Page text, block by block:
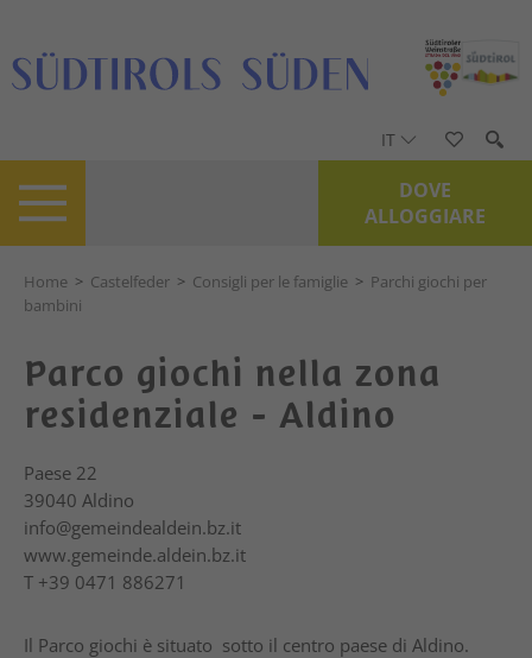
IT
DOVE
ALLOGGIARE
Home > Castelfeder > Consigli per le famiglie > Parchi giochi per
bambini
Parco giochi nella zona
residenziale - Aldino
Paese 22
39040 Aldino
info@gemeindealdein.bz.it
www.gemeinde.aldein.bz.it
T +39 0471 886271
Il Parco giochi è situato sotto il centro paese di Aldino.